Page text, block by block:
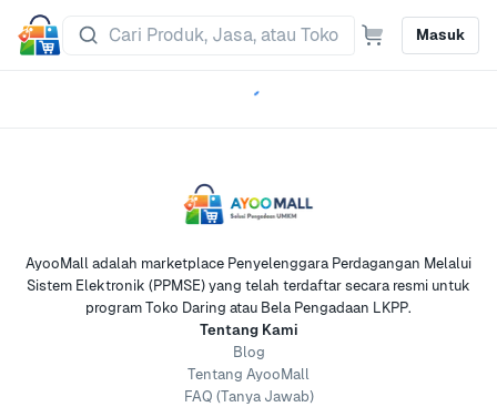
Masuk
AyooMall adalah marketplace Penyelenggara Perdagangan Melalui
Sistem Elektronik (PPMSE) yang telah terdaftar secara resmi untuk
program Toko Daring atau Bela Pengadaan LKPP.
Tentang Kami
Blog
Tentang AyooMall
FAQ (Tanya Jawab)